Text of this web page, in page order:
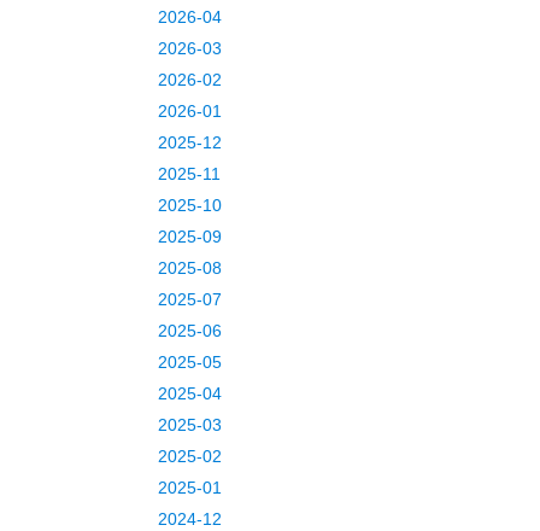
2026-04
2026-03
2026-02
2026-01
2025-12
2025-11
2025-10
2025-09
2025-08
2025-07
2025-06
2025-05
2025-04
2025-03
2025-02
2025-01
2024-12